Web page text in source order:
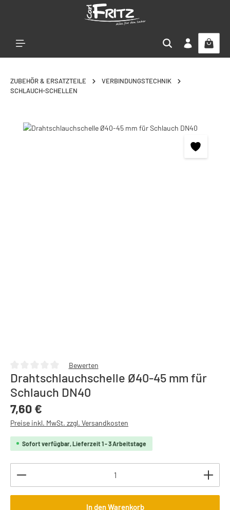
ZUBEHÖR & ERSATZTEILE
VERBINDUNGSTECHNIK
SCHLAUCH-SCHELLEN
Bildergalerie überspringen
Durchschnittliche Bewertung von 0 von 5 Sternen
Bewerten
Drahtschlauchschelle Ø40-45 mm für
Schlauch DN40
Regulärer Preis:
7,60 €
Preise inkl. MwSt. zzgl. Versandkosten
Sofort verfügbar, Lieferzeit 1 - 3 Arbeitstage
Produkt Anzahl: Gib den gewünschten Wert ein
In den Warenkorb